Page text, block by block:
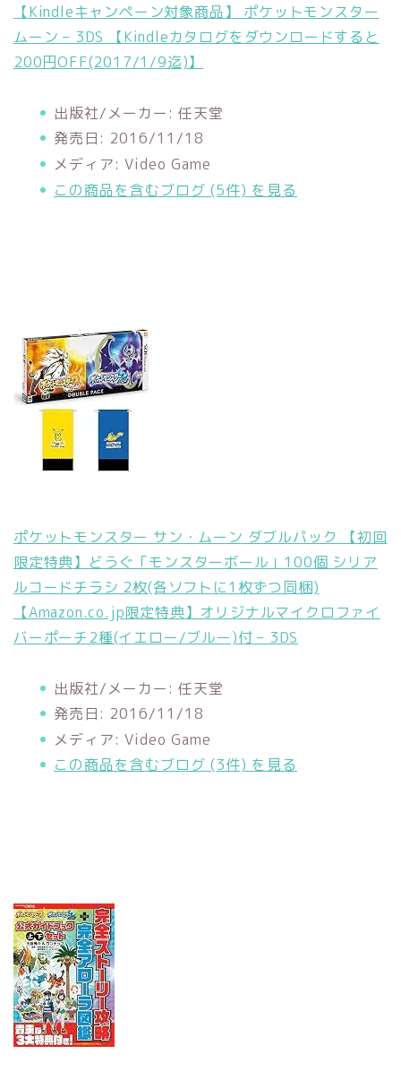
【Kindleキャンペーン対象商品】 ポケットモンスター
ムーン – 3DS 【Kindleカタログをダウンロードすると
200円OFF(2017/1/9迄)】
出版社/メーカー: 任天堂
発売日: 2016/11/18
メディア: Video Game
この商品を含むブログ (5件) を見る
ポケットモンスター サン・ムーン ダブルパック 【初回
限定特典】どうぐ「モンスターボール」100個 シリア
ルコードチラシ 2枚(各ソフトに1枚ずつ同梱)
【Amazon.co.jp限定特典】オリジナルマイクロファイ
バーポーチ2種(イエロー/ブルー)付 – 3DS
出版社/メーカー: 任天堂
発売日: 2016/11/18
メディア: Video Game
この商品を含むブログ (3件) を見る